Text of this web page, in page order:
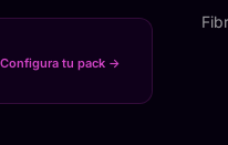
Configura tu pack →